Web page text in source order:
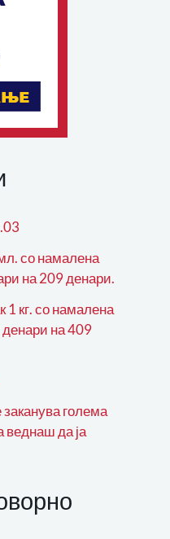
со намалена
на 209 денари.
кг. со намалена
на 409
голема
веднаш да ја